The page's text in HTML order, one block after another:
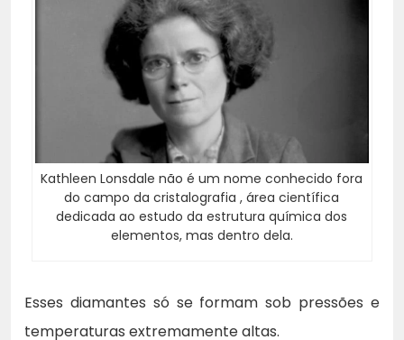
Kathleen Lonsdale não é um nome conhecido fora
do campo da cristalografia , área científica
dedicada ao estudo da estrutura química dos
elementos, mas dentro dela.
Esses diamantes só se formam sob pressões e
temperaturas extremamente altas.